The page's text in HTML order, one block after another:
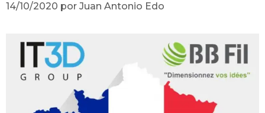
14/10/2020 por Juan Antonio Edo